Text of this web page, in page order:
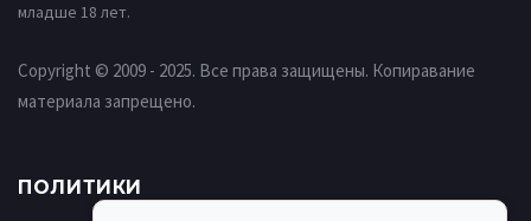
младше 18 лет.
Copyright © 2009 - 2025. Все права защищены. Копиравание
материала запрещено.
ПОЛИТИКИ